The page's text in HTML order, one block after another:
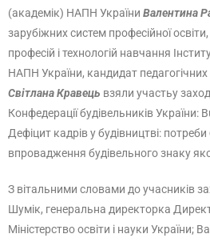
(академік) НАПН України Валентина
зарубіжних систем професійної
професій і технологій навчання
НАПН України, кандидат
Світлана Кравець взяли участьу
Конфедерації будівельників України:
Дефіцит кадрів у будівництві:
впровадження будівельного знаку
З вітальними словами до учасників
Шумік, генеральна директорка
Міністерство освіти і науки України;